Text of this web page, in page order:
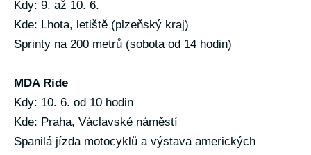
Kdy: 9. až 10. 6.
Kde: Lhota, letiště (plzeňský kraj)
Sprinty na 200 metrů (sobota od 14 hodin)
MDA Ride
Kdy: 10. 6. od 10 hodin
Kde: Praha, Václavské náměstí
Spanilá jízda motocyklů a výstava amerických